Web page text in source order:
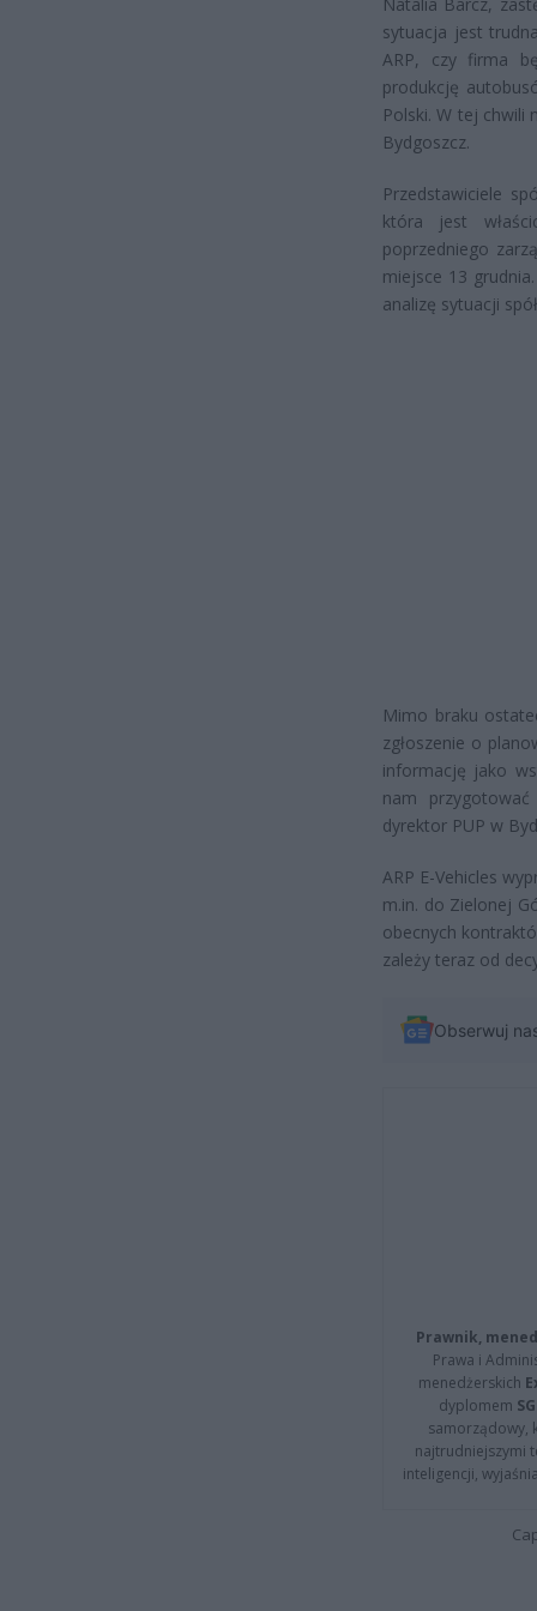
sytuacja jest
ARP, czy firma
produkcję
Polski. W tej chwili
Bydgoszcz.
Przedstawiciele
która jest
poprzedniego
miejsce 13
analizę sytuacji
Mimo braku
zgłoszenie o
informację jako
nam
dyrektor PUP w
ARP E-Vehicles
m.in. do Zielonej
obecnych
zależy teraz od
Obserwuj
Prawnik,
Prawa i
menedżerskich
dyplomem
samorządowy,
najtrudniejszymi
inteligencji,